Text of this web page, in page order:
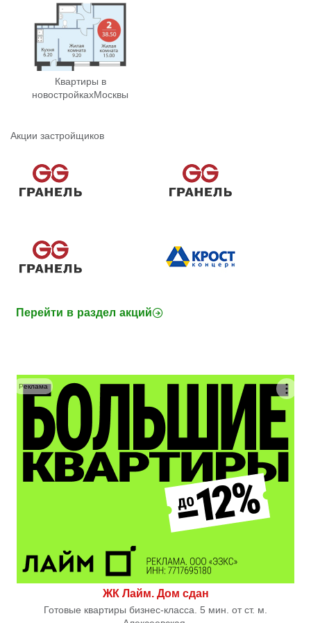
Квартиры в
новостройкахМосквы
Акции застройщиков
Перейти в раздел акций
ЖК Лайм. Дом сдан
Готовые квартиры бизнес-класса. 5 мин. от ст. м.
Реклама